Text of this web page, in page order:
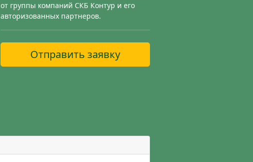
от группы компаний СКБ Контур и его
авторизованных партнеров.
Отправить заявку